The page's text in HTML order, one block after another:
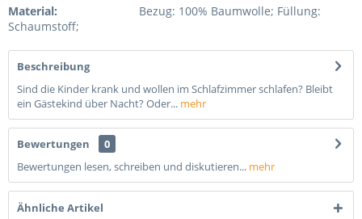
Material:
Bezug: 100% Baumwolle; Füllung:
Schaumstoff;
Beschreibung
Sind die Kinder krank und wollen im Schlafzimmer schlafen? Bleibt
ein Gästekind über Nacht? Oder... mehr
Bewertungen
0
Bewertungen lesen, schreiben und diskutieren... mehr
Ähnliche Artikel